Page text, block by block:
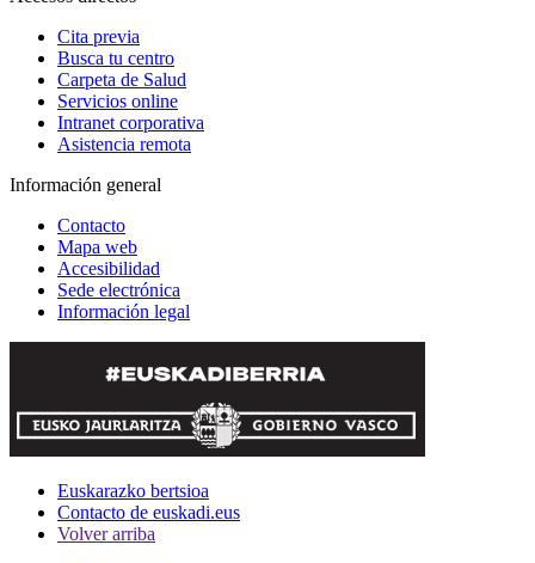
Cita previa
Busca tu centro
Carpeta de Salud
Servicios online
Intranet corporativa
Asistencia remota
Información general
Contacto
Mapa web
Accesibilidad
Sede electrónica
Información legal
Euskarazko bertsioa
Contacto de euskadi.eus
Volver arriba